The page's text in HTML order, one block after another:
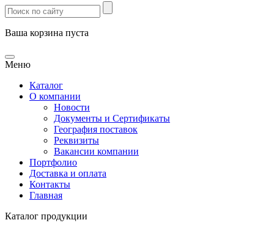
Ваша корзина пуста
Меню
Каталог
О компании
Новости
Документы и Сертификаты
География поставок
Реквизиты
Вакансии компании
Портфолио
Доставка и оплата
Контакты
Главная
Каталог продукции